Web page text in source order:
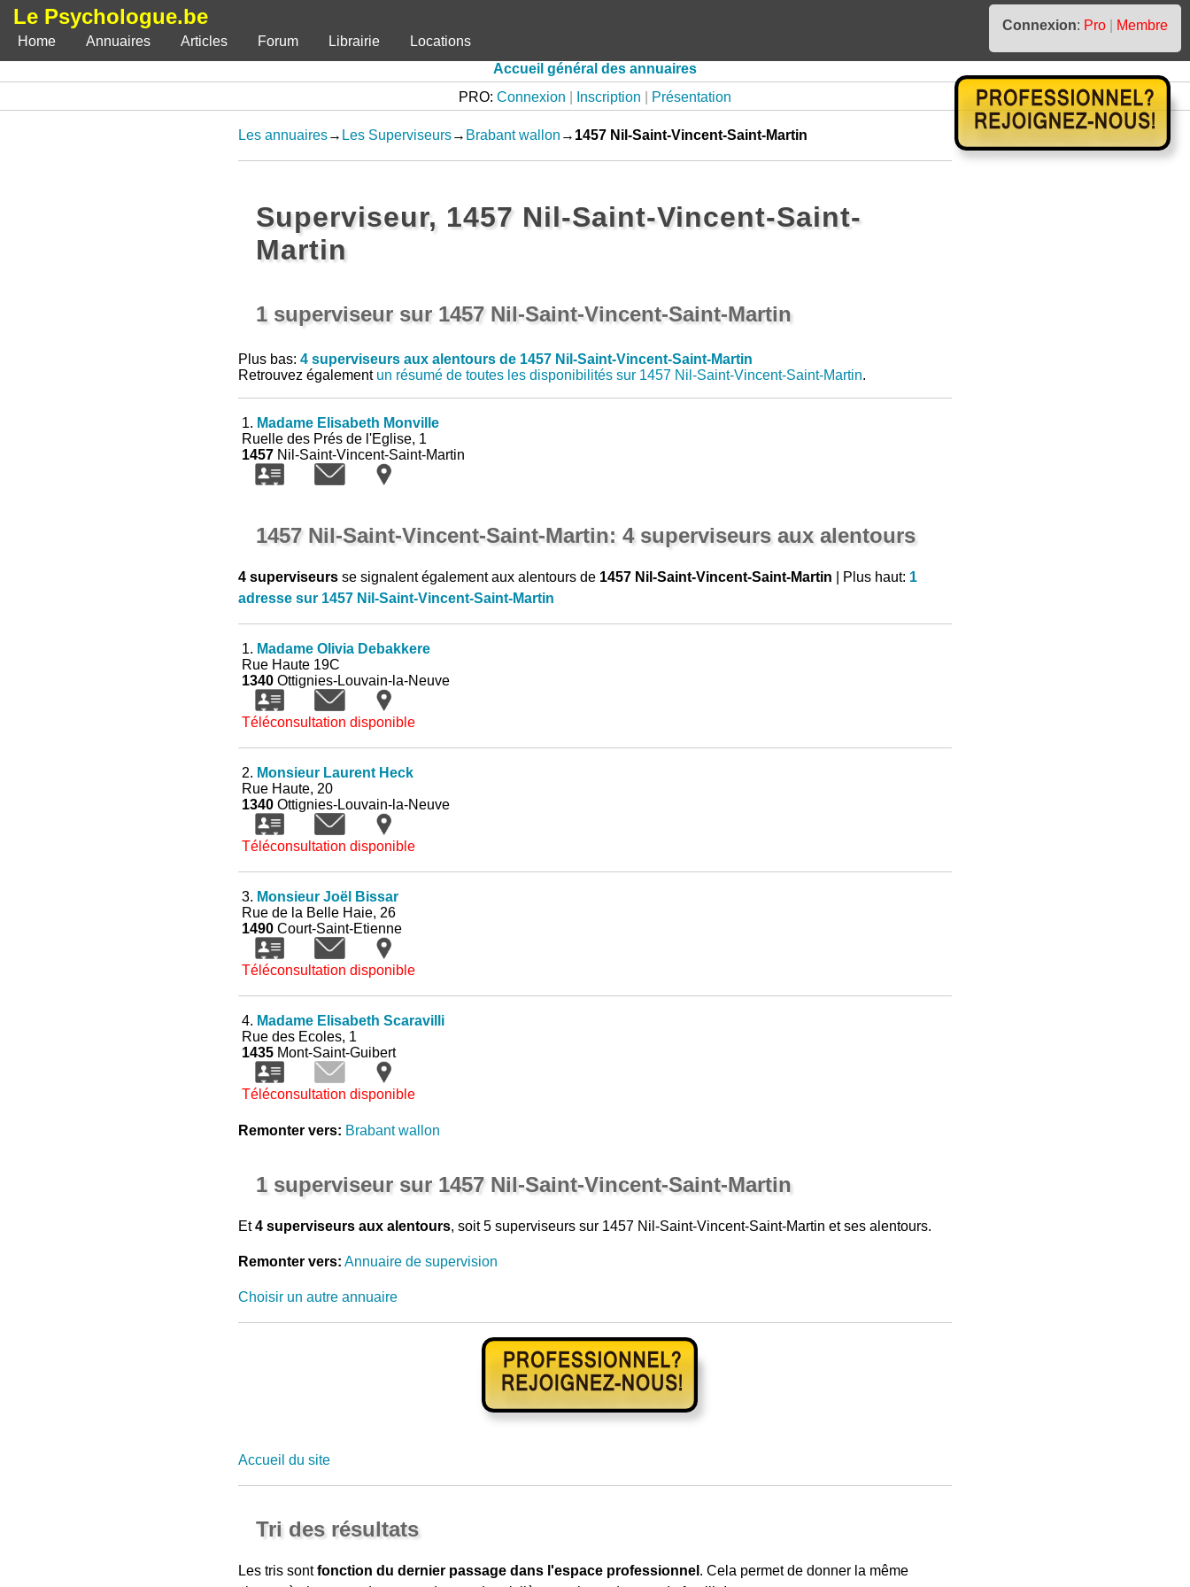
Le Psychologue.be Connexion: Pro
Membre
Home
Annuaires Articles Forum Librairie
Locations
Accueil général des annuaires
PRO: Connexion Inscription Présentation
Les annuaires→ Les Superviseurs→ Brabant wallon → 1457 Nil-Saint-Vincent-Saint-Martin
Superviseur, 1457 Nil-Saint-Vincent-Saint-
Martin
1 superviseur sur 1457 Nil-Saint-Vincent-Saint-Martin
Plus bas: 4 superviseurs aux alentours de 1457 Nil-Saint-Vincent-Saint-Martin
Retrouvez également un résumé de toutes les disponibilités sur 1457 Nil-Saint-Vincent-Saint-Martin.
1. Madame Elisabeth Monville
Ruelle des Prés de l'Eglise, 1
1457Nil-Saint-Vincent-Saint-Martin
1457 Nil-Saint-Vincent-Saint-Martin: 4 superviseurs aux alentours
4 superviseursse signalent également aux alentours de 1457 Nil-Saint-Vincent-Saint-Martin | Plus haut: 1
adresse sur 1457 Nil-Saint-Vincent-Saint-Martin
1. Madame Olivia Debakkere
Rue Haute 19C
1340Ottignies-Louvain-la-Neuve
Téléconsultation disponible
2. Monsieur Laurent Heck
Rue Haute, 20
1340Ottignies-Louvain-la-Neuve
Téléconsultation disponible
3. Monsieur Joël Bissar
Rue de la Belle Haie, 26
1490Court-Saint-Etienne
Téléconsultation disponible
4. Madame Elisabeth Scaravilli
Rue des Ecoles, 1
1435Mont-Saint-Guibert
Téléconsultation disponible
Remonter vers: Brabant wallon
1 superviseur sur 1457 Nil-Saint-Vincent-Saint-Martin
Et4 superviseurs aux alentours, soit 5 superviseurs sur 1457 Nil-Saint-Vincent-Saint-Martin et ses alentours.
Remonter vers: Annuaire de supervision
Choisir un autre annuaire
Accueil du site
Tri des résultats
Les tris sontfonction du dernier passage dans l'espace professionnel . Cela permet de donner la même